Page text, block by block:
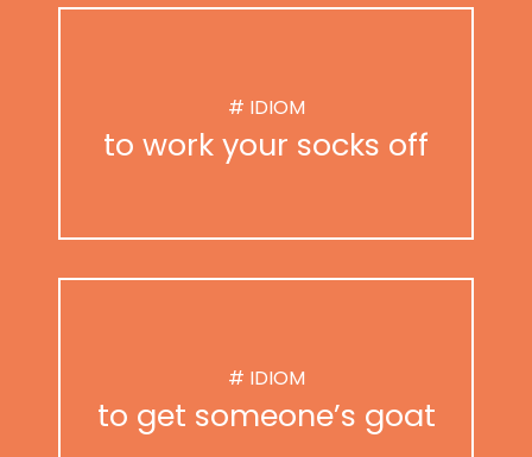
# IDIOM
to work your socks off
# IDIOM
to get someone’s goat